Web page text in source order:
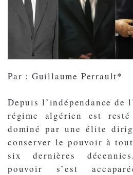
Par : Guillaume Perrault*
Depuis l’indépendance de
régime algérien est resté
dominé par une élite
conserver le pouvoir à
six dernières
pouvoir s’est